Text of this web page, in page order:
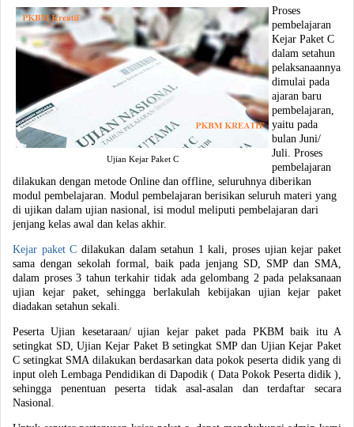
Ujian Kejar Paket C
Proses
pembelajaran
Kejar Paket C
dalam setahun
pelaksanaannya
dimulai pada
ajaran baru
pembelajaran,
yaitu pada
bulan Juni/
Juli. Proses
pembelajaran
dilakukan dengan metode Online dan offline, seluruhnya diberikan
modul pembelajaran. Modul pembelajaran berisikan seluruh materi yang
di ujikan dalam ujian nasional, isi modul meliputi pembelajaran dari
jenjang kelas awal dan kelas akhir.
Kejar paket C dilakukan dalam setahun 1 kali, proses ujian kejar paket
sama dengan sekolah formal, baik pada jenjang SD, SMP dan SMA,
dalam proses 3 tahun terkahir tidak ada gelombang 2 pada pelaksanaan
ujian kejar paket, sehingga berlakulah kebijakan ujian kejar paket
diadakan setahun sekali.
Peserta Ujian kesetaraan/ ujian kejar paket pada PKBM baik itu A
setingkat SD, Ujian Kejar Paket B setingkat SMP dan Ujian Kejar Paket
C setingkat SMA dilakukan berdasarkan data pokok peserta didik yang di
input oleh Lembaga Pendidikan di Dapodik ( Data Pokok Peserta didik ),
sehingga penentuan peserta tidak asal-asalan dan terdaftar secara
Nasional.